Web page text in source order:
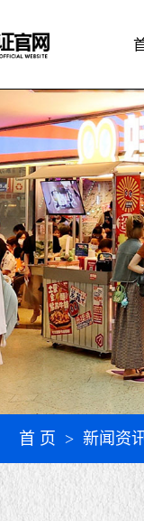
首 页 > 新闻资